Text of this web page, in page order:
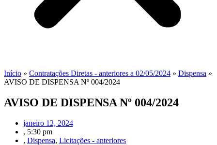
Início » Contratações Diretas - anteriores a 02/05/2024 » Dispensa »
AVISO DE DISPENSA Nº 004/2024
AVISO DE DISPENSA Nº 004/2024
janeiro 12, 2024
, 5:30 pm
, Dispensa, Licitações - anteriores